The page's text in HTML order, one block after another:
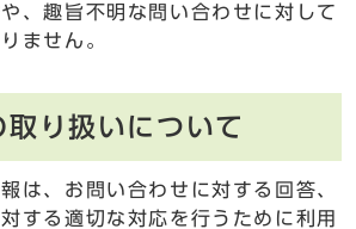
、趣旨不明な問い合わせに対して
ません。
り扱いについて
は、お問い合わせに対する回答、
する適切な対応を行うために利用